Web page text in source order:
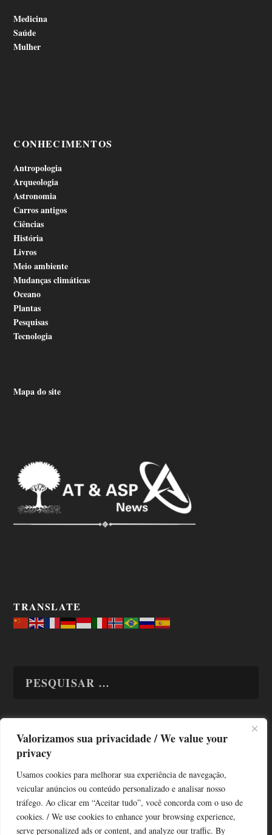
Valorizamos sua privacidade / We value your
privacy
Usamos cookies para melhorar sua experiência de navegação,
veicular anúncios ou conteúdo personalizado e analisar nosso
tráfego. Ao clicar em “Aceitar tudo”, você concorda com o uso de
cookies. / We use cookies to enhance your browsing experience,
serve personalized ads or content, and analyze our traffic. By
Medicina
Saúde
Mulher
CONHECIMENTOS
Antropologia
Arqueologia
Astronomia
Carros antigos
Ciências
História
Livros
Meio ambiente
Mudanças climáticas
Oceano
Plantas
Pesquisas
Tecnologia
Mapa do site
TRANSLATE
TODAS OS ASSUNTOS